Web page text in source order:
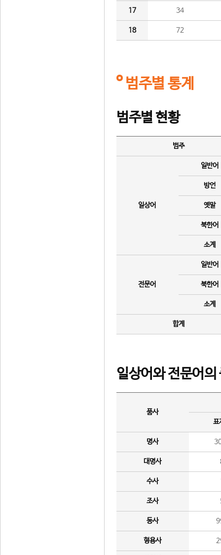
17 34
18 72
범주별 통계
범주별 현황
범주
일상어
일반어
방언
옛말
북한어
소계
전문어
일반어
북한어
소계
합계
일상어와 전문어의
품사
표
명사
대명사
수사
조사
동사
형용사